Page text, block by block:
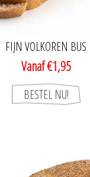
FIJN VOLKOREN BUS
Vanaf €1,95